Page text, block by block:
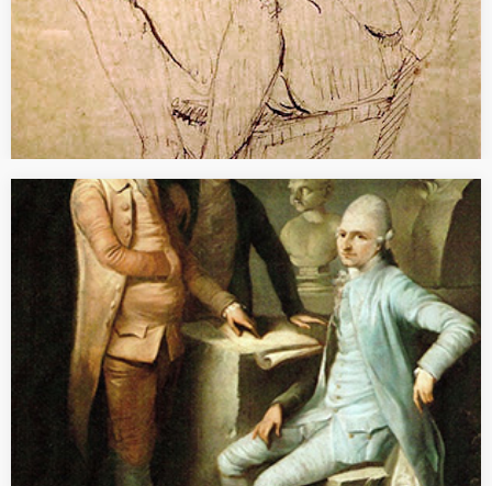
[WISS. BEITRAG] Der klassische Boden
C. Pacquet, « Le sol classique » in : Audrey Rieber (dir.), Penser
l’art, penser l’histoire, Paris, éditions de L’Harmattan, 2014, P. 141-
155. Résumé: Pourquoi, à Rome, Johann Wolfgang Goethe
délaisse-t-il…